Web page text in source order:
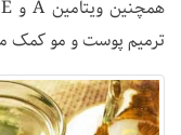
ترمیم پوست و مو کمک